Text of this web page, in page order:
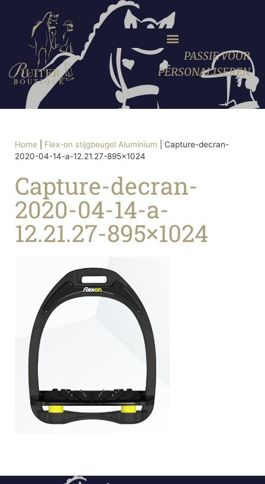
PASSIE VOOR
PERSONALISEREN
Home Flex-on stijgbeugel Aluminium
Capture-decran-
2020-04-14-a-12.21.27-895×1024
Capture-decran-
2020-04-14-a-
12.21.27-895×1024